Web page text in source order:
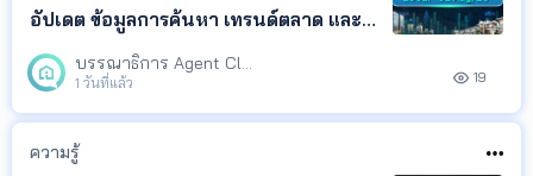
อัปเดต ข้อมูลการค้นหา เทรนด์ตลาด และ
ทำเลยอดนิยม จาก LivingInsider พร้อม
Insight ที่ช่วยให้คุณเข้าใจพฤติกรรมผู้
ค้นหา และติดตามทิศทางตลาด
อสังหาริมทรัพย์ได้ในที่เดียว
บรรณาธิการ Agent Club
1 วันที่แล้ว 19
ความรู้